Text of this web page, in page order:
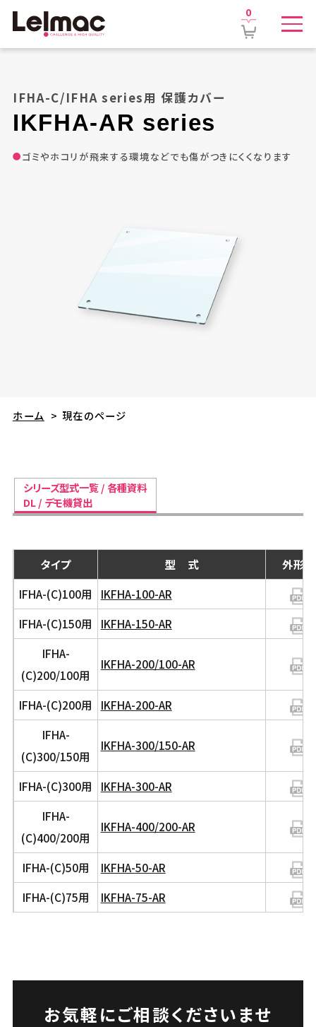
0
IFHA-C/IFHA series用 保護カバー
IKFHA-AR series
ゴミやホコリが飛来する環境などでも傷がつきにくくなります
ホーム > 現在のページ
シリーズ型式一覧 / 各種資料
DL / デモ機貸出
タイプ 型 式
外形
IFHA-(C)100用
IKFHA-100-AR
IFHA-(C)150用
IKFHA-150-AR
IFHA-
(C)200/100用
IKFHA-200/100-AR
IFHA-(C)200用
IKFHA-200-AR
IFHA-
(C)300/150用
IKFHA-300/150-AR
IFHA-(C)300用
IKFHA-300-AR
IFHA-
(C)400/200用
IKFHA-400/200-AR
IFHA-(C)50用
IKFHA-50-AR
IFHA-(C)75用
IKFHA-75-AR
お気軽にご相談くださいませ